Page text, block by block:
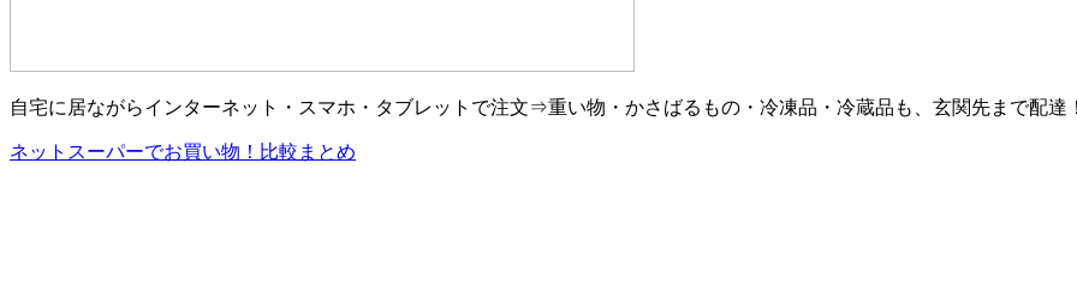
自宅に居ながらインターネット・スマホ・タブレットで注文⇒重い物・かさばるもの・冷凍品・冷蔵品も、玄関先まで配達！
ネットスーパーでお買い物！比較まとめ